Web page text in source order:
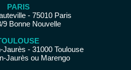
PARIS
- 75010 Paris
9 Bonne Nouvelle
Jaurès - 31000 Toulouse
Jaurès ou Marengo